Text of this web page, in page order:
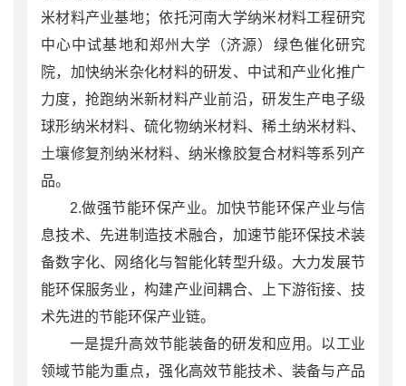
米材料产业基地；依托河南大学纳米材料工程研究
中心中试基地和郑州大学（济源）绿色催化研究
院，加快纳米杂化材料的研发、中试和产业化推广
力度，抢跑纳米新材料产业前沿，研发生产电子级
球形纳米材料、硫化物纳米材料、稀土纳米材料、
土壤修复剂纳米材料、纳米橡胶复合材料等系列产
品。
2.做强节能环保产业。加快节能环保产业与信
息技术、先进制造技术融合，加速节能环保技术装
备数字化、网络化与智能化转型升级。大力发展节
能环保服务业，构建产业间耦合、上下游衔接、技
术先进的节能环保产业链。
一是提升高效节能装备的研发和应用。以工业
领域节能为重点，强化高效节能技术、装备与产品